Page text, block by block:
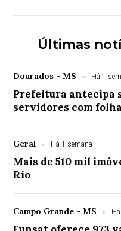
Últimas
Dourados - MS Há 1
Prefeitura antecipa
servidores com
Geral Há 1 semana
Mais de 510 mil
Rio
Campo Grande - MS